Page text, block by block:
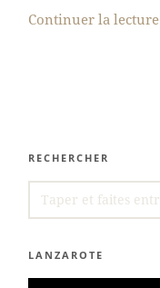
Continuer la lecture
RECHERCHER
FOR:
LANZAROTE